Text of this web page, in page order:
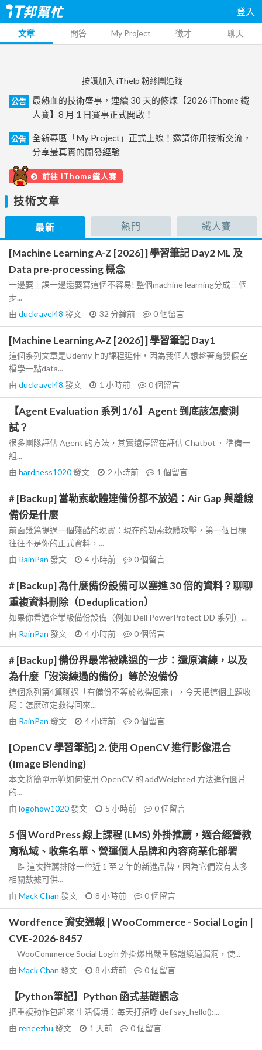
登入
文章 問答 My Project 徵才 聊天
按讚加入 iThelp 粉絲團追蹤
公告
最熱血的技術盛事，連續 30 天的修煉【2026 iThome 鐵
人賽】8 月 1 日賽事正式開啟！
公告
全新專區「My Project」正式上線！邀請你用技術交流，
分享最真實的開發經驗
前往 iThome鐵人賽
技術文章
最新 熱門 鐵人賽
[Machine Learning A-Z [2026] ] 學習筆記 Day2 ML 及
Data pre-processing 概念
一邊要上課一邊還要寫這個不容易! 整個machine learning分成三個
步...
由 duckravel48 發文 32 分鐘前 0個留言
[Machine Learning A-Z [2026] ] 學習筆記 Day1
這個系列文章是Udemy上的課程延伸，因為我個人想趁著育嬰假空
檔學一點data...
由 duckravel48 發文 1 小時前 0個留言
【Agent Evaluation 系列 1/6】Agent 到底該怎麼測
試？
很多團隊評估 Agent 的方法，其實還停留在評估 Chatbot。 準備一
組...
由 hardness1020發文 2 小時前 1 個留言
# [Backup] 當勒索軟體連備份都不放過：Air Gap 與離線
備份是什麼
前面幾篇提過一個殘酷的現實：現在的勒索軟體攻擊，第一個目標
往往不是你的正式資料，...
由 RainPan 發文 4 小時前 0個留言
# [Backup] 為什麼備份設備可以塞進 30 倍的資料？聊聊
重複資料刪除（Deduplication）
如果你看過企業級備份設備（例如 Dell PowerProtect DD 系列）...
由 RainPan 發文 4 小時前 0個留言
# [Backup] 備份界最常被跳過的一步：還原演練，以及
為什麼「沒演練過的備份」等於沒備份
這個系列第4篇聊過「有備份不等於救得回來」，今天把這個主題收
尾：怎麼確定救得回來...
由 RainPan 發文 4 小時前 0個留言
[OpenCV 學習筆記] 2. 使用 OpenCV 進行影像混合
(Image Blending)
本文將簡單示範如何使用 OpenCV 的 addWeighted 方法進行圖片
的...
由 logohow1020發文 5 小時前 0個留言
5 個 WordPress 線上課程 (LMS) 外掛推薦，適合經營教
育私域、收集名單、營運個人品牌和內容商業化部署
📝 這次推薦排除一些近 1 至 2 年的新進品牌，因為它們沒有太多
相關數據可供...
由 Mack Chan 發文 8 小時前 0個留言
Wordfence 資安通報 | WooCommerce - Social Login |
CVE-2026-8457
WooCommerce Social Login 外掛爆出嚴重驗證繞過漏洞，使...
由 Mack Chan 發文 8 小時前 0個留言
【Python筆記】Python 函式基礎觀念
把重複動作包起來 生活情境：每天打招呼 def say_hello():...
由 reneezhu 發文 1 天前 0個留言